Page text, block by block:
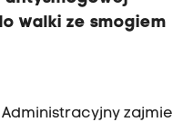
walki ze smogiem
zajmie